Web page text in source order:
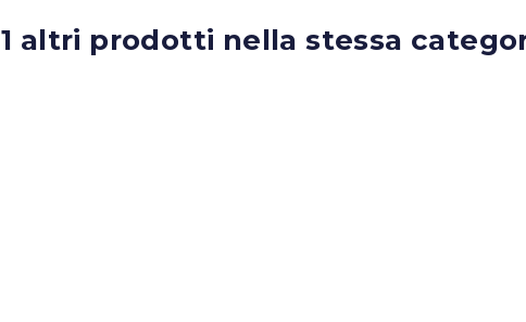
1 altri prodotti nella stessa